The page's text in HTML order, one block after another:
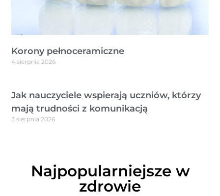
Korony pełnoceramiczne
4 sierpnia 2026
Jak nauczyciele wspierają uczniów, którzy
mają trudności z komunikacją
3 sierpnia 2026
Najpopularniejsze w
zdrowie